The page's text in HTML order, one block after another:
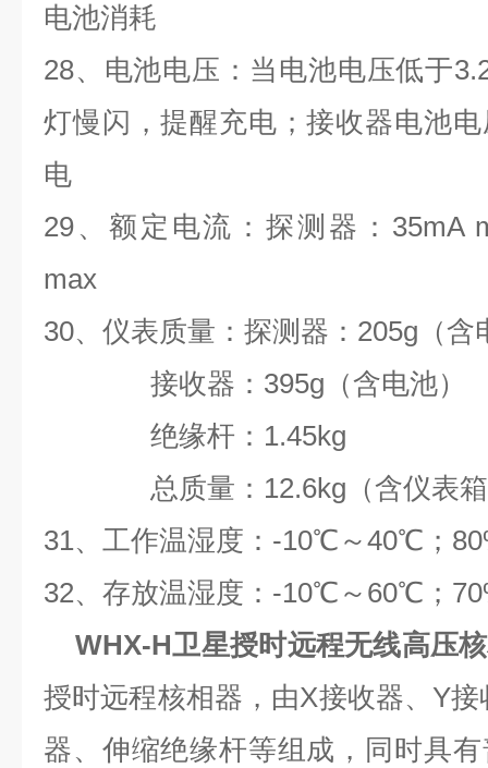
电池消耗
28、电池电压：当电池电压低于
灯慢闪，提醒充电；接收器电池
电
29、额定电流：探测器：35mA
max
30、仪表质量：探测器：205g（含
接收器：395g（含电池）
绝缘杆：1.45kg
总质量：12.6kg（含仪表箱
31、工作温湿度：-10℃～40℃；
32、存放温湿度：-10℃～60℃；
WHX-H卫星授时远程无线高压
授时远程核相器，由X接收器、Y
器、伸缩绝缘杆等组成，同时具